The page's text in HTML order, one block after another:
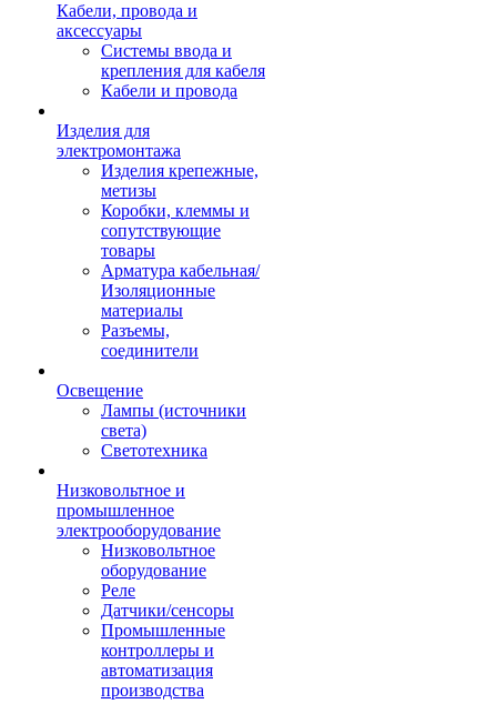
Кабели, провода и
аксессуары
Системы ввода и
крепления для кабеля
Кабели и провода
Изделия для
электромонтажа
Изделия крепежные,
метизы
Коробки, клеммы и
сопутствующие
товары
Арматура кабельная/
Изоляционные
материалы
Разъемы,
соединители
Освещение
Лампы (источники
света)
Светотехника
Низковольтное и
промышленное
электрооборудование
Низковольтное
оборудование
Реле
Датчики/сенсоры
Промышленные
контроллеры и
автоматизация
производства